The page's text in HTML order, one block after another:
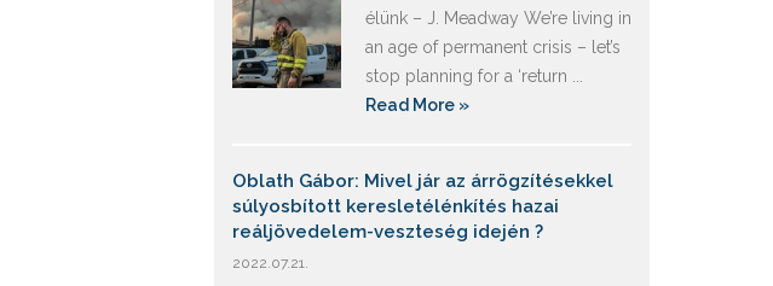
élünk – J. Meadway We’re living in
an age of permanent crisis – let’s
stop planning for a ‘return ...
Read More »
Oblath Gábor: Mivel jár az árrögzítésekkel
súlyosbított keresletélénkítés hazai
reáljövedelem-veszteség idején ?
2022.07.21.